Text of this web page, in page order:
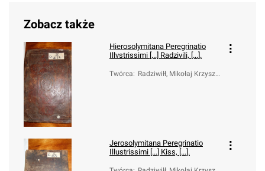
Zobacz także
Hierosolymitana Peregrinatio
Illvstrissimi [...] Radzivili, [...].
Twórca: Radziwiłł, Mikołaj Krzyszt
Jerosolymitana Peregrinatio
Illustrissimi [...] Kiss, [...].